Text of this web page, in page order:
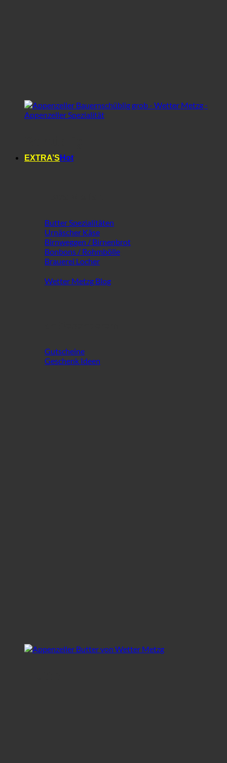
EXTRA’S
Butter Spezialitäten
Urnäscher Käse
Birnweggen / Birnenbrot
Bonbons / Rohmbölle
Brauerei Locher
Wetter Metzg Blog
Gutscheine
Geschenk Ideen